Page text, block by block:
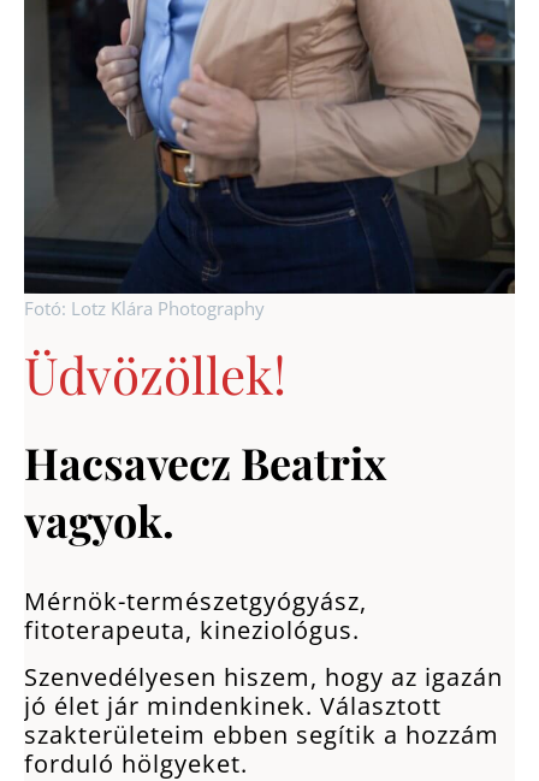
Fotó: Lotz Klára Photography
Üdvözöllek!
Hacsavecz Beatrix
vagyok.
Mérnök-természetgyógyász,
fitoterapeuta, kineziológus.
Szenvedélyesen hiszem, hogy az igazán
jó élet jár mindenkinek. Választott
szakterületeim ebben segítik a hozzám
forduló hölgyeket.